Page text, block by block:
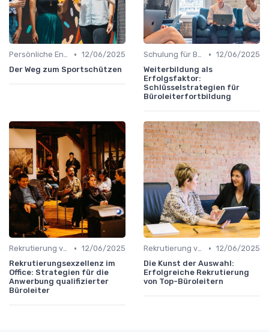
Persönliche Entwicklung • 12/06/2025
Der Weg zum Sportschützen
Schulung für Büroleiter • 12/06/2025
Weiterbildung als
Erfolgsfaktor:
Schlüsselstrategien für
Büroleiterfortbildung
Rekrutierung von Büroleitern • 12/06/2025
Rekrutierungsexzellenz im
Office: Strategien für die
Anwerbung qualifizierter
Büroleiter
Rekrutierung von Büroleitern • 12/06/2025
Die Kunst der Auswahl:
Erfolgreiche Rekrutierung
von Top-Büroleitern